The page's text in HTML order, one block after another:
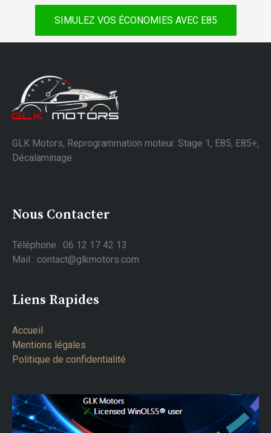
SIMULEZ VOS ÉCONOMIES AVEC E85
GLK Motors, Reprogrammation moteur. Stage 1, E85, E85+,
Décalaminage
Nous Contacter
Téléphone : 06 12 17 42 13
Mail : contact@glkmotors.com
Liens Rapides
Accueil
Mentions légales
Politique de confidentialité